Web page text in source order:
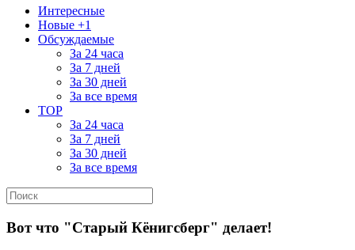
Интересные
Новые +1
Обсуждаемые
За 24 часа
За 7 дней
За 30 дней
За все время
TOP
За 24 часа
За 7 дней
За 30 дней
За все время
Вот что "Старый Кёнигсберг" делает!